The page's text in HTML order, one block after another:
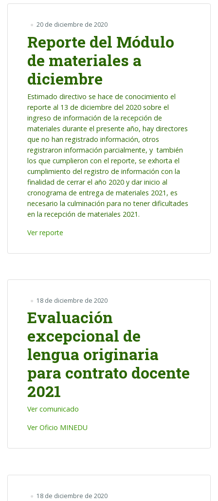
20 de diciembre de 2020
Reporte del Módulo
de materiales a
diciembre
Estimado directivo se hace de conocimiento el
reporte al 13 de diciembre del 2020 sobre el
ingreso de información de la recepción de
materiales durante el presente año, hay directores
que no han registrado información, otros
registraron información parcialmente, y también
los que cumplieron con el reporte, se exhorta el
cumplimiento del registro de información con la
finalidad de cerrar el año 2020 y dar inicio al
cronograma de entrega de materiales 2021, es
necesario la culminación para no tener dificultades
en la recepción de materiales 2021.
Ver reporte
18 de diciembre de 2020
Evaluación
excepcional de
lengua originaria
para contrato docente
2021
Ver comunicado
Ver Oficio MINEDU
18 de diciembre de 2020